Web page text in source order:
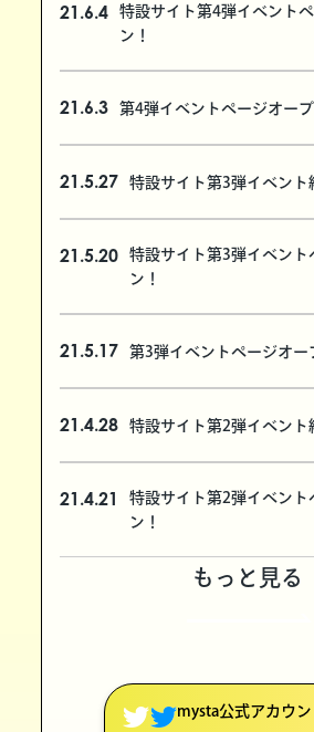
21.6.4
特設サイト第4弾イベント
ン！
21.6.3 第4弾イベントページオープ
21.5.27 特設サイト第3弾イベント
21.5.20
特設サイト第3弾イベント
ン！
21.5.17 第3弾イベントページオー
21.4.28 特設サイト第2弾イベント
21.4.21
特設サイト第2弾イベント
ン！
もっと見る
mysta公式アカウン